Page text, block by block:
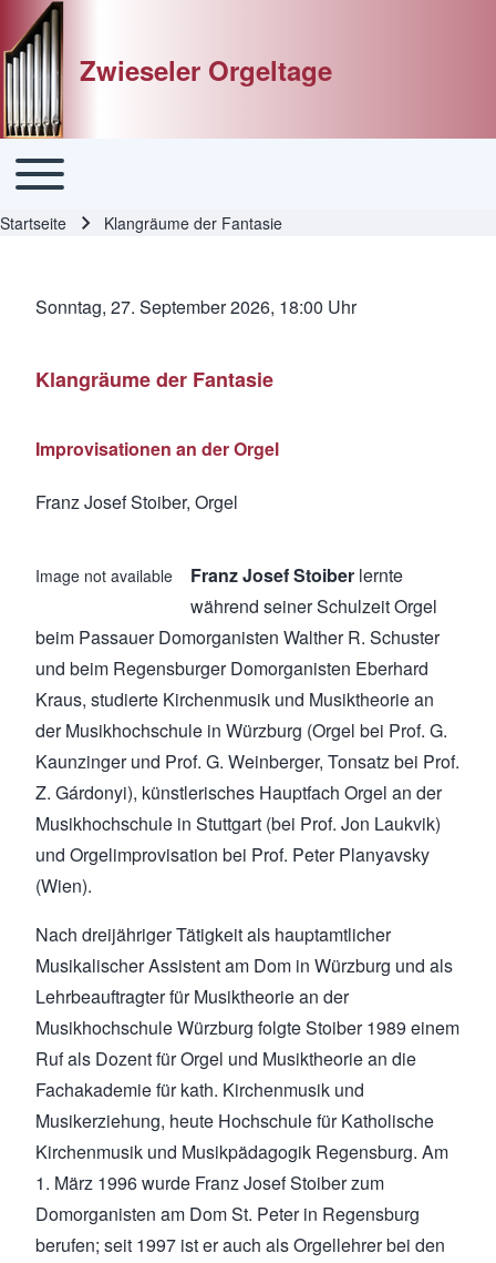
Zwieseler Orgeltage
Hauptnavigation
Toggle main menu
Startseite Klangräume der Fantasie
Sonntag, 27. September 2026, 18:00 Uhr
Klangräume der Fantasie
Improvisationen an der Orgel
Franz Josef Stoiber, Orgel
Image not available Franz Josef Stoiber lernte
während seiner Schulzeit Orgel
beim Passauer Domorganisten Walther R. Schuster
und beim Regensburger Domorganisten Eberhard
Kraus, studierte Kirchenmusik und Musiktheorie an
der Musikhochschule in Würzburg (Orgel bei Prof. G.
Kaunzinger und Prof. G. Weinberger, Tonsatz bei Prof.
Z. Gárdonyi), künstlerisches Hauptfach Orgel an der
Musikhochschule in Stuttgart (bei Prof. Jon Laukvik)
und Orgelimprovisation bei Prof. Peter Planyavsky
(Wien).
Nach dreijähriger Tätigkeit als hauptamtlicher
Musikalischer Assistent am Dom in Würzburg und als
Lehrbeauftragter für Musiktheorie an der
Musikhochschule Würzburg folgte Stoiber 1989 einem
Ruf als Dozent für Orgel und Musiktheorie an die
Fachakademie für kath. Kirchenmusik und
Musikerziehung, heute Hochschule für Katholische
Kirchenmusik und Musikpädagogik Regensburg. Am
1. März 1996 wurde Franz Josef Stoiber zum
Domorganisten am Dom St. Peter in Regensburg
berufen; seit 1997 ist er auch als Orgellehrer bei den